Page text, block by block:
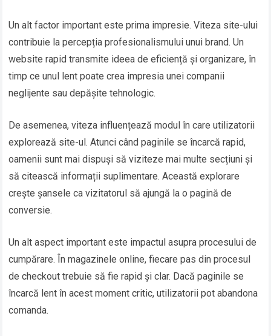
Un alt factor important este prima impresie. Viteza site-ului
contribuie la percepția profesionalismului unui brand. Un
website rapid transmite ideea de eficiență și organizare, în
timp ce unul lent poate crea impresia unei companii
neglijente sau depășite tehnologic.
De asemenea, viteza influențează modul în care utilizatorii
explorează site-ul. Atunci când paginile se încarcă rapid,
oamenii sunt mai dispuși să viziteze mai multe secțiuni și
să citească informații suplimentare. Această explorare
crește șansele ca vizitatorul să ajungă la o pagină de
conversie.
Un alt aspect important este impactul asupra procesului de
cumpărare. În magazinele online, fiecare pas din procesul
de checkout trebuie să fie rapid și clar. Dacă paginile se
încarcă lent în acest moment critic, utilizatorii pot abandona
comanda.